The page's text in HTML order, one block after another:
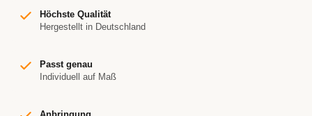
Höchste Qualität
Hergestellt in Deutschland
Passt genau
Individuell auf Maß